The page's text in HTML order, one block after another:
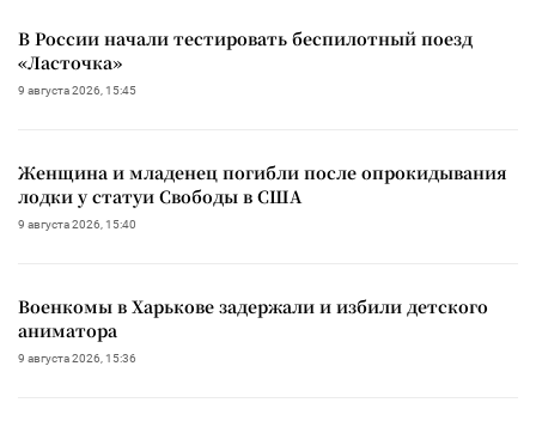
В России начали тестировать беспилотный поезд
«Ласточка»
9 августа 2026, 15:45
Женщина и младенец погибли после опрокидывания
лодки у статуи Свободы в США
9 августа 2026, 15:40
Военкомы в Харькове задержали и избили детского
аниматора
9 августа 2026, 15:36